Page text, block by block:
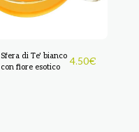
Sfera di Te' bianco
con fiore esotico
4.50€